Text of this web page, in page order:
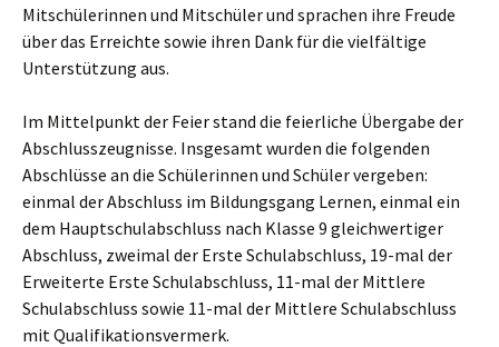
Mitschülerinnen und Mitschüler und sprachen ihre Freude
über das Erreichte sowie ihren Dank für die vielfältige
Unterstützung aus.
Im Mittelpunkt der Feier stand die feierliche Übergabe der
Abschlusszeugnisse. Insgesamt wurden die folgenden
Abschlüsse an die Schülerinnen und Schüler vergeben:
einmal der Abschluss im Bildungsgang Lernen, einmal ein
dem Hauptschulabschluss nach Klasse 9 gleichwertiger
Abschluss, zweimal der Erste Schulabschluss, 19-mal der
Erweiterte Erste Schulabschluss, 11-mal der Mittlere
Schulabschluss sowie 11-mal der Mittlere Schulabschluss
mit Qualifikationsvermerk.